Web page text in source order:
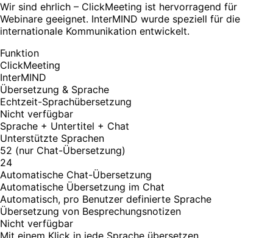
Wir sind ehrlich – ClickMeeting ist hervorragend für
Webinare geeignet. InterMIND wurde speziell für die
internationale Kommunikation entwickelt.
Funktion
ClickMeeting
InterMIND
Übersetzung & Sprache
Echtzeit-Sprachübersetzung
Nicht verfügbar
Sprache + Untertitel + Chat
Unterstützte Sprachen
52 (nur Chat-Übersetzung)
24
Automatische Chat-Übersetzung
Automatische Übersetzung im Chat
Automatisch, pro Benutzer definierte Sprache
Übersetzung von Besprechungsnotizen
Nicht verfügbar